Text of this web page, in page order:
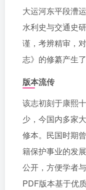
大运河东平段漕
水利史与交通史
谨，考辨精审，
志》的修纂产生了
版本流传
该志初刻于康熙
少，今国内多家
修本。民国时期
籍保护事业的发
公开，方便学者
PDF版本基于优